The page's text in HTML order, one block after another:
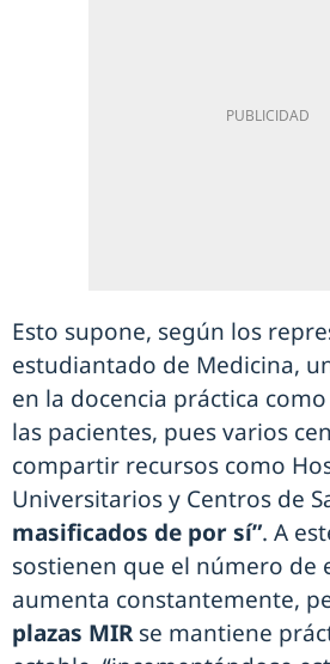
Esto supone, según los
estudiantado de Medicina,
en la docencia práctica
las pacientes, pues varios
compartir recursos como
Universitarios y Centros de
masificados de por sí”. A
sostienen que el número de
aumenta constantemente,
plazas MIRse mantiene